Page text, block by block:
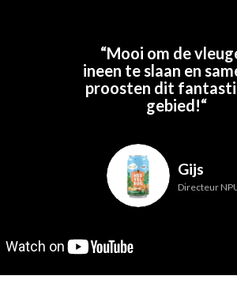
“Mooi om de
ineen te slaan en
proosten dit
gebied!“
Gijs
Directeur